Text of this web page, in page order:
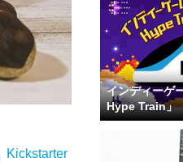
Kickstarter
インディーゲ
Hype Train」